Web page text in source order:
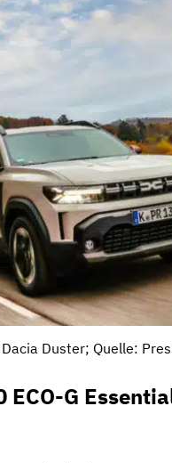
Dacia Duster; Quelle:
ECO-G